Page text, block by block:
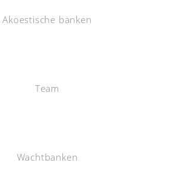
Akoestische banken
Team
Wachtbanken